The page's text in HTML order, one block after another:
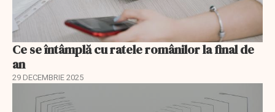
Ce se întâmplă cu ratele românilor la final de
an
29 DECEMBRIE 2025